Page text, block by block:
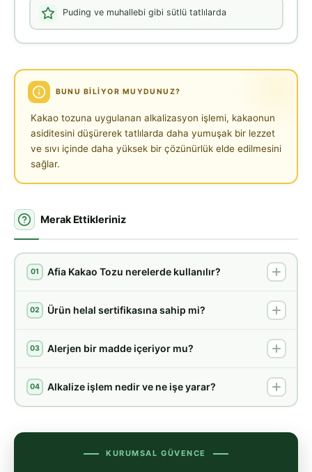
Puding ve muhallebi gibi sütlü tatlılarda
BUNU BILIYOR MUYDUNUZ?
Kakao tozuna uygulanan alkalizasyon işlemi, kakaonun
asiditesini düşürerek tatlılarda daha yumuşak bir lezzet
ve sıvı içinde daha yüksek bir çözünürlük elde edilmesini
sağlar.
Merak Ettikleriniz
01 Afia Kakao Tozu nerelerde kullanılır?
02 Ürün helal sertifikasına sahip mi?
03 Alerjen bir madde içeriyor mu?
04 Alkalize işlem nedir ve ne işe yarar?
KURUMSAL GÜVENCE